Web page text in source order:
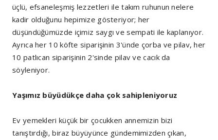
üçlü, efsaneleşmiş lezzetleri ile takım ruhunun nelere
kadir olduğunu hepimize gösteriyor; her
düşündüğümüzde içimiz saygı ve sempati ile kaplanıyor.
Ayrıca her 10 köfte siparişinin 3'ünde çorba ve pilav, her
10 patlıcan siparişinin 2'sinde pilav ve cacık da
söyleniyor.
Yaşımız büyüdükçe daha çok sahipleniyoruz
Ev yemekleri küçük bir çocukken annemizin bizi
tanıştırdığı, biraz büyüyünce gündemimizden çıkan,